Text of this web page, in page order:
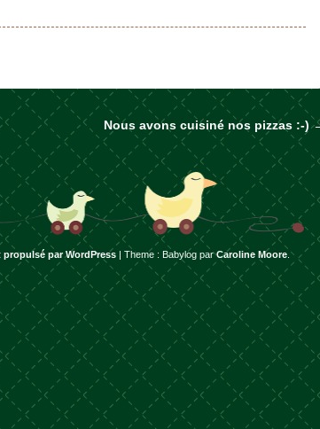
Nous avons cuisiné nos pizzas :-)
propulsé par WordPress Theme : Babylog parCaroline Moore.